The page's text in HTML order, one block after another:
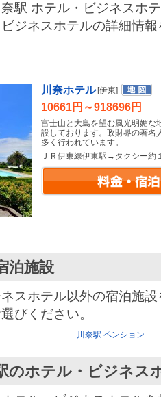
駅 ホテル・ビジネスホ
ジネスホテルの詳細情
川奈ホテル [伊東]
10661円～918696円
富士山と大島を望む風光明媚な
設しております。政財界の著名
多く行われています。
ＪＲ伊東線伊東駅→タクシー約
泊施設
スホテル以外の宿泊施
びください。
川奈駅 ペンション
のホテル・ビジネス